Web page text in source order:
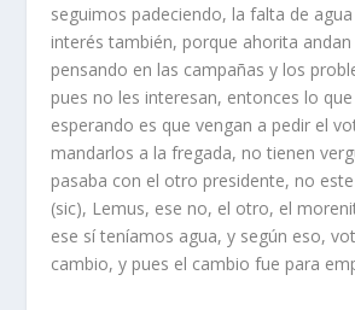
segui­mos padeciendo, la falta de
interés tam­bién, porque ahorita
pensando en las campañas y los
pues no les intere­san, entonces lo
esperando es que vengan a pedir el
mandarlos a la fregada, no tienen
pasaba con el otro presidente, no
(sic), Lemus, ese no, el otro, el
ese sí teníamos agua, y según eso,
cambio, y pues el cambio fue para